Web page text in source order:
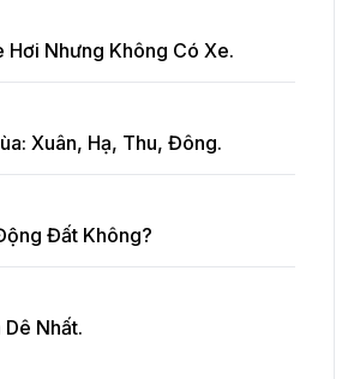
Hơi Nhưng Không Có Xe.
Xuân, Hạ, Thu, Đông.
Đất Không?
Nhất.